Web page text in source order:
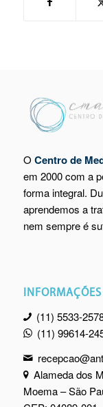
O Centro de
em 2000 com a
forma integral.
aprendemos a
nem sempre é
INFORMAÇÕES
(11) 5533-
(11) 99614-
Alameda dos
Moema – São